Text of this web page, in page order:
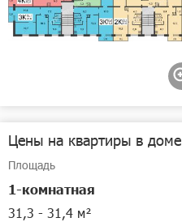
Цены на квартиры в доме
Площадь
1-комнатная
31,3 - 31,4 м²